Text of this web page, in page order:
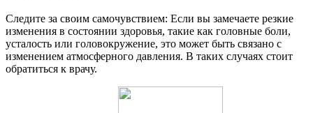
Следите за своим самочувствием: Если вы замечаете резкие
изменения в состоянии здоровья, такие как головные боли,
усталость или головокружение, это может быть связано с
изменением атмосферного давления. В таких случаях стоит
обратиться к врачу.